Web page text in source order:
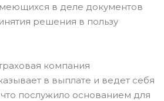
в деле документов
решения в пользу
компания
в выплате и ведет себя
послужило основанием для